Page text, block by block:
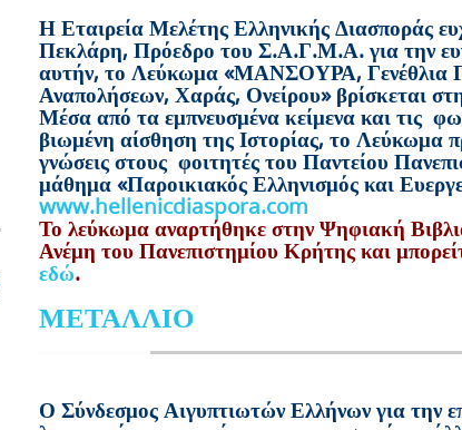
Η Εταιρεία Μελέτης Ελληνικής Διασποράς
Πεκλάρη, Πρόεδρο του Σ.Α.Γ.Μ.Α. για την
αυτήν, το Λεύκωμα «ΜΑΝΣΟΥΡΑ, Γενέθλια
Αναπολήσεων, Χαράς, Ονείρου» βρίσκεται
Μέσα από τα εμπνευσμένα κείμενα και τις
βιωμένη αίσθηση της Ιστορίας, το Λεύκωμα
γνώσεις στους φοιτητές του Παντείου
μάθημα «Παροικιακός Ελληνισμός και
www.hellenicdiaspora.com
Το λεύκωμα αναρτήθηκε στην Ψηφιακή
Ανέμη του Πανεπιστημίου Κρήτης και
εδώ.
ΜΕΤΑΛΛΙΟ
Ο Σύνδεσμος Αιγυπτιωτών Ελλήνων για την